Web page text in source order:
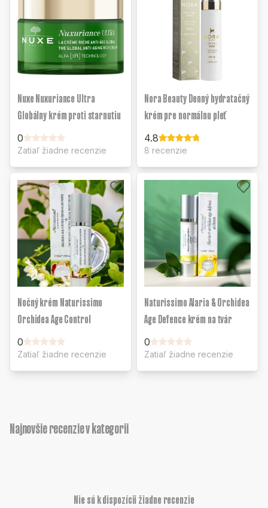
Nuxe Nuxuriance Ultra
Globálny krém proti starnutiu
0
Zatiaľ žiadne recenzie
Nora Beauty Denný hydratačný
krém pre normálnu pleť
4.8
8 recenzie
Nočný krém Naturissimo
Orchidea Age Control
0
Zatiaľ žiadne recenzie
Naturissimo Alaria & Orchidea
Age Defence krém na tvár
0
Zatiaľ žiadne recenzie
Najnovšie recenzie v kategorii
Nie sú k dispozícii žiadne recenzie